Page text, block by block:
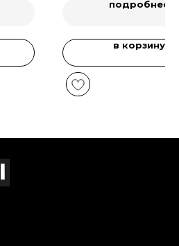
подробнее
в корзину